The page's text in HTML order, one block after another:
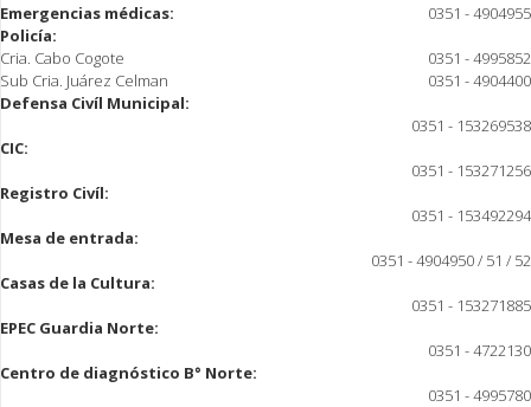
Emergencias médicas:
0351 - 4904955
Policía:
Cria. Cabo Cogote
0351 - 4995852
Sub Cria. Juárez Celman
0351 - 4904400
Defensa Civíl Municipal:
0351 - 153269538
CIC:
0351 - 153271256
Registro Civíl:
0351 - 153492294
Mesa de entrada:
0351 - 4904950 / 51 / 52
Casas de la Cultura:
0351 - 153271885
EPEC Guardia Norte:
0351 - 4722130
Centro de diagnóstico B° Norte:
0351 - 4995780